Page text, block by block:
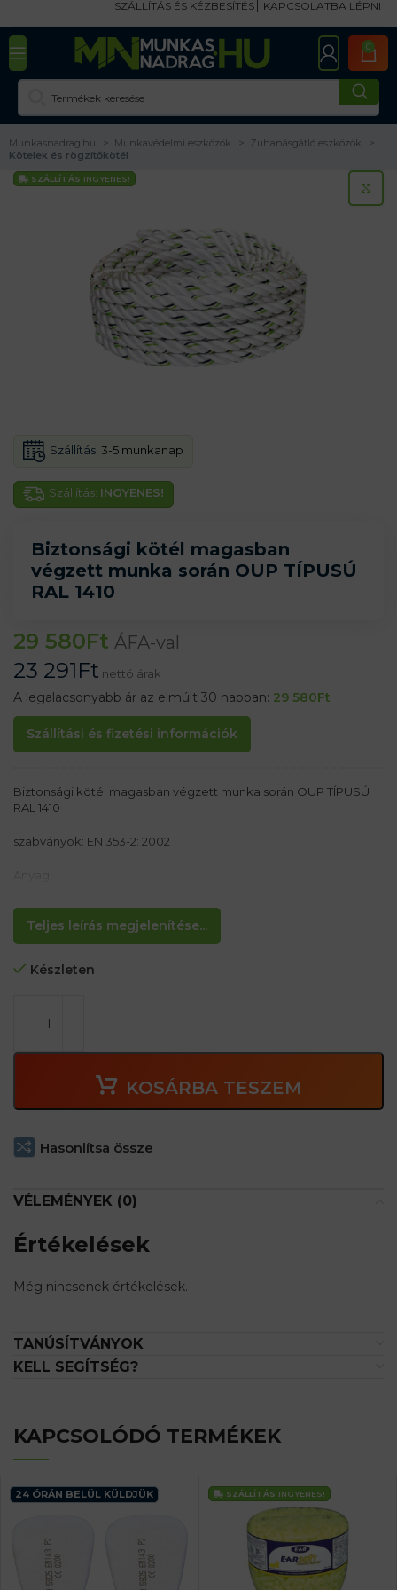
SZÁLLÍTÁS ÉS KÉZBESÍTÉS KAPCSOLATBA LÉPNI
0
Munkasnadrag.hu Munkavédelmi eszközök
Zuhanásgátló eszközök
Kötelek és rögzítőkötél
SZÁLLÍTÁS INGYENES!
Biztonsági kötél magasban
végzett munka során OUP TÍPUSÚ
RAL 1410
Szállítás: INGYENES!
Szállítás: 3-5 munkanap
29 580Ft ÁFA-val
23 291Ft nettó árak
A legalacsonyabb ár az elmúlt 30 napban: 29 580Ft
Szállítási és fizetési információk
Teljes leírás megjelenítése...
Biztonsági kötél magasban végzett munka során OUP TÍPUSÚ
RAL 1410
szabványok: EN 353-2: 2002
Nylon reggeli
Jellemzők:
– A kötél egyik vége védő polietilén hüvelytel végződik, a másik
fekete jelzővel van felszerelve
Készleten
KOSÁRBA TESZEM
Hasonlítsa össze
VÉLEMÉNYEK (0)
Értékelések
Még nincsenek értékelések.
TANÚSÍTVÁNYOK
KELL SEGÍTSÉG?
KAPCSOLÓDÓ TERMÉKEK
24 ÓRÁN BELÜL KÜLDJÜK SZÁLLÍTÁS INGYENES!